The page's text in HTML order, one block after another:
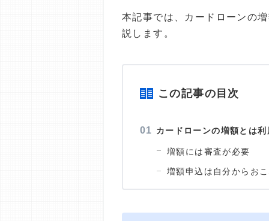
本記事では、カードローンの
説します。
この記事の目次
カードローンの増額とは
増額には審査が必要
増額申込は自分からお